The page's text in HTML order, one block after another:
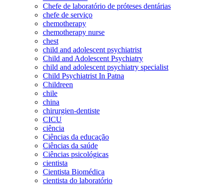
Chefe de laboratório de próteses dentárias
chefe de serviço
chemotherapy
chemotherapy nurse
chest
child and adolescent psychiatrist
Child and Adolescent Psychiatry
child and adolescent psychiatry specialist
Child Psychiatrist In Patna
Childreen
chile
china
chirurgien-dentiste
CICU
ciência
Ciências da educação
Ciências da saúde
Ciências psicológicas
cientista
Cientista Biomédica
cientista do laboratório